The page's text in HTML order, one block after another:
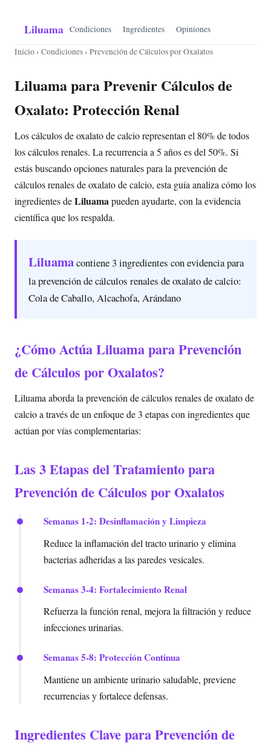
Liluama Condiciones Ingredientes Opiniones
Inicio› Condiciones› Prevención de Cálculos por Oxalatos
Liluama para Prevenir Cálculos de
Oxalato: Protección Renal
Los cálculos de oxalato de calcio representan el 80% de todos
los cálculos renales. La recurrencia a 5 años es del 50%. Si
estás buscando opciones naturales para la prevención de
cálculos renales de oxalato de calcio, esta guía analiza cómo los
ingredientes deLiluamapueden ayudarte, con la evidencia
científica que los respalda.
Liluamacontiene 3 ingredientes con evidencia para
la prevención de cálculos renales de oxalato de calcio:
Cola de Caballo, Alcachofa, Arándano
¿Cómo Actúa Liluama para Prevención
de Cálculos por Oxalatos?
Liluama aborda la prevención de cálculos renales de oxalato de
calcio a través de un enfoque de 3 etapas con ingredientes que
actúan por vías complementarias:
Las 3 Etapas del Tratamiento para
Prevención de Cálculos por Oxalatos
Semanas 1-2: Desinflamación y Limpieza
Reduce la inflamación del tracto urinario y elimina
bacterias adheridas a las paredes vesicales.
Semanas 3-4: Fortalecimiento Renal
Refuerza la función renal, mejora la filtración y reduce
infecciones urinarias.
Semanas 5-8: Protección Continua
Mantiene un ambiente urinario saludable, previene
recurrencias y fortalece defensas.
Ingredientes Clave para Prevención de